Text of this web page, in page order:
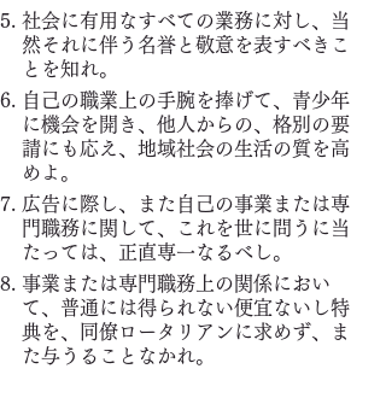
社会に有用なすべての業務に対し、当
然それに伴う名誉と敬意を表すべきこ
とを知れ。
自己の職業上の手腕を捧げて、青少年
に機会を開き、他人からの、格別の要
請にも応え、地域社会の生活の質を高
めよ。
広告に際し、また自己の事業または専
門職務に関して、これを世に問うに当
たっては、正直専一なるべし。
事業または専門職務上の関係におい
て、普通には得られない便宜ないし特
典を、同僚ロータリアンに求めず、ま
た与うることなかれ。